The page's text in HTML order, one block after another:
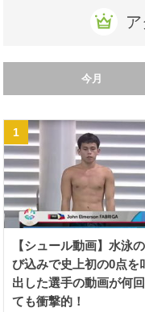
今月
【シュール動画】水泳
び込みで史上初の0点を
出した選手の動画が何
ても衝撃的！